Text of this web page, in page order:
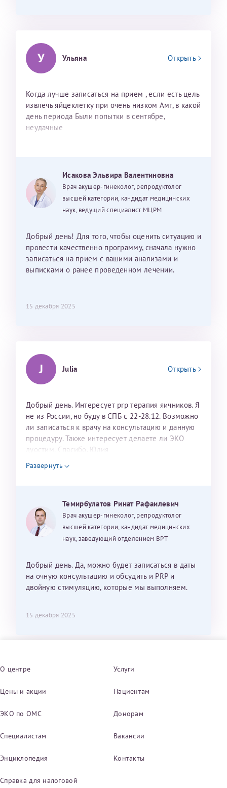
У Ульяна Открыть
Когда лучше записаться на прием , если есть цель
извлечь яйцеклетку при очень низком Амг, в какой
день периода Были попытки в сентябре,
неудачные
Исакова Эльвира Валентиновна
Врач акушер-гинеколог, репродуктолог
высшей категории, кандидат медицинских
наук, ведущий специалист МЦРМ
Добрый день! Для того, чтобы оценить ситуацию и
провести качественно программу, сначала нужно
записаться на прием с вашими анализами и
выписками о ранее проведенном лечении.
15 декабря 2025
J Julia Открыть
Добрый день. Интересует prp терапия яичников. Я
не из России, но буду в СПБ с 22-28.12. Возможно
ли записаться к врачу на консультацию и данную
процедуру. Также интересует делаете ли ЭКО
дуостим. Спасибо. Юлия
Развернуть
Темирбулатов Ринат Рафаилевич
Врач акушер-гинеколог, репродуктолог
высшей категории, кандидат медицинских
наук, заведующий отделением ВРТ
Добрый день. Да, можно будет записаться в даты
на очную консультацию и обсудить и PRP и
двойную стимуляцию, которые мы выполняем.
15 декабря 2025
О центре Услуги
Цены и акции Пациентам
ЭКО по ОМС Донорам
Специалистам Вакансии
Энциклопедия Контакты
Справка для налоговой